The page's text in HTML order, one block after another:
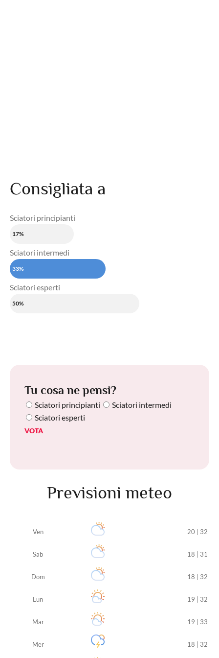
Consigliata a
Sciatori principianti
17%
Sciatori intermedi
33%
Sciatori esperti
50%
Tu cosa ne pensi?
Sciatori principianti
Sciatori intermedi
Sciatori esperti
VOTA
Previsioni meteo
Ven 20 | 32
Sab 18 | 31
Dom 18 | 32
Lun 19 | 32
Mar 19 | 33
Mer 18 | 32